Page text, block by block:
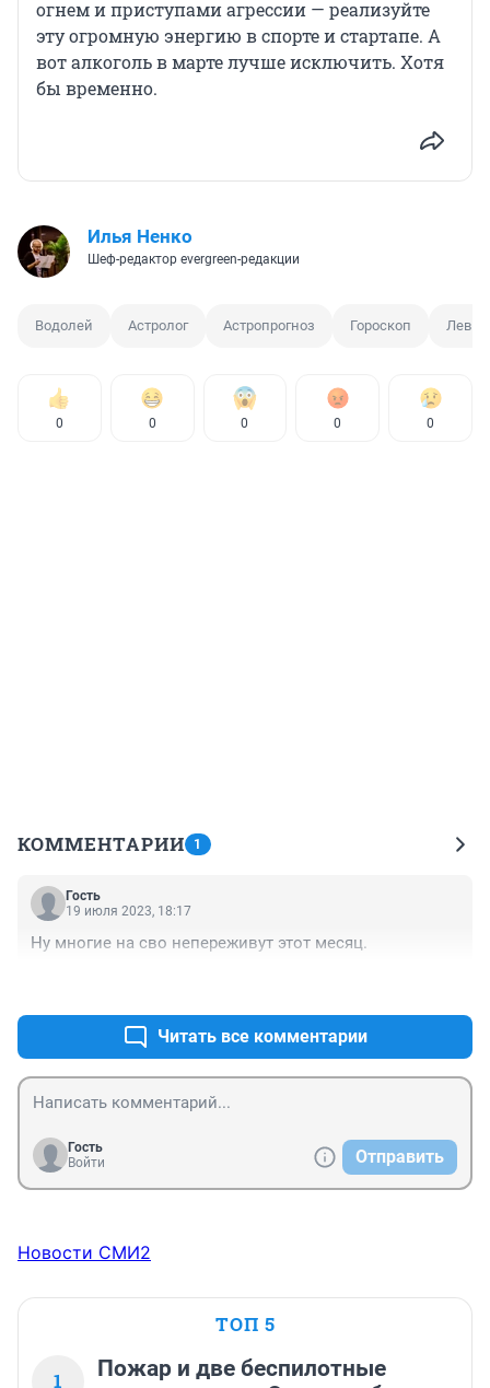
огнем и приступами агрессии — реализуйте
эту огромную энергию в спорте и стартапе. А
вот алкоголь в марте лучше исключить. Хотя
бы временно.
Илья Ненко
Шеф-редактор evergreen-редакции
Водолей Астролог Астропрогноз Гороскоп Лев
0 0 0 0 0
КОММЕНТАРИИ 1
Гость
19 июля 2023, 18:17
Ну многие на сво непереживут этот месяц.
Читать все комментарии
Гость
Войти
Отправить
Новости СМИ2
ТОП 5
1
Пожар и две беспилотные